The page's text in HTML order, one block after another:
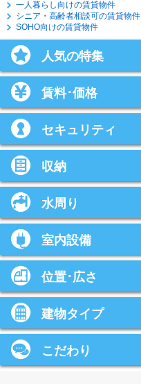
一人暮らし向けの賃貸物件
シニア・高齢者相談可の賃貸物件
SOHO向けの賃貸物件
人気の特集
賃料･価格
セキュリティ
収納
水周り
室内設備
位置･広さ
建物タイプ
こだわり